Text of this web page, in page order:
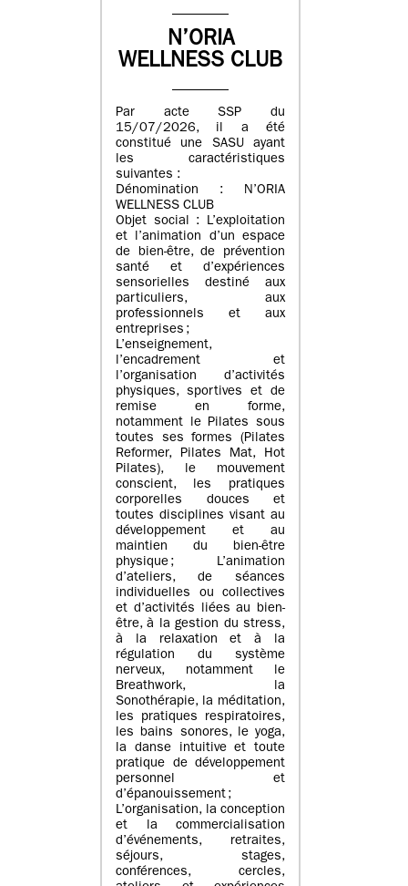
N’ORIA
WELLNESS CLUB
Par acte SSP du
15/07/2026, il a été
constitué une SASU ayant
les caractéristiques
suivantes :
Dénomination : N’ORIA
WELLNESS CLUB
Objet social : L’exploitation
et l’animation d’un espace
de bien-être, de prévention
santé et d’expériences
sensorielles destiné aux
particuliers, aux
professionnels et aux
entreprises ;
L’enseignement,
l’encadrement et
l’organisation d’activités
physiques, sportives et de
remise en forme,
notamment le Pilates sous
toutes ses formes (Pilates
Reformer, Pilates Mat, Hot
Pilates), le mouvement
conscient, les pratiques
corporelles douces et
toutes disciplines visant au
développement et au
maintien du bien-être
physique ; L’animation
d’ateliers, de séances
individuelles ou collectives
et d’activités liées au bien-
être, à la gestion du stress,
à la relaxation et à la
régulation du système
nerveux, notamment le
Breathwork, la
Sonothérapie, la méditation,
les pratiques respiratoires,
les bains sonores, le yoga,
la danse intuitive et toute
pratique de développement
personnel et
d’épanouissement ;
L’organisation, la conception
et la commercialisation
d’événements, retraites,
séjours, stages,
conférences, cercles,